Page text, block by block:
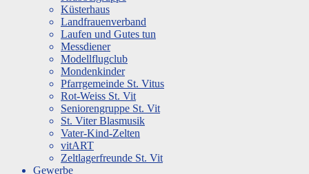
Küsterhaus
Landfrauenverband
Laufen und Gutes tun
Messdiener
Modellflugclub
Mondenkinder
Pfarrgemeinde St. Vitus
Rot-Weiss St. Vit
Seniorengruppe St. Vit
St. Viter Blasmusik
Vater-Kind-Zelten
vitART
Zeltlagerfreunde St. Vit
Gewerbe